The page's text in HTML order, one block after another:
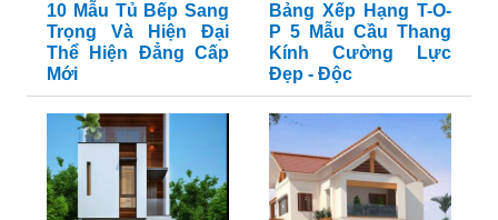
10 Mẫu Tủ Bếp Sang
Trọng Và Hiện Đại
Thể Hiện Đẳng Cấp
Mới
Bảng Xếp Hạng T-O-
P 5 Mẫu Cầu Thang
Kính Cường Lực
Đẹp - Độc